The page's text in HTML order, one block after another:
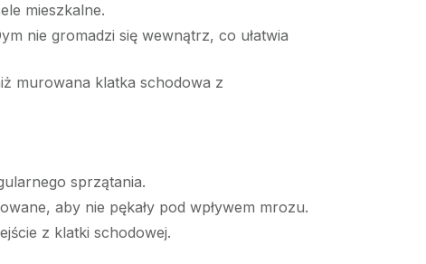
mieszkalne.
nie gromadzi się wewnątrz, co ułatwia
murowana klatka schodowa z
sprzątania.
aby nie pękały pod wpływem mrozu.
z klatki schodowej.